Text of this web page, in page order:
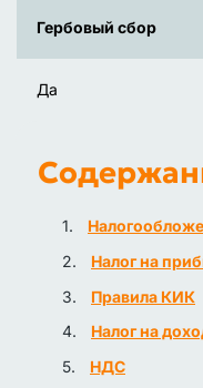
Гербовый сбор
Да
Налог на
Правила КИК
Налог на
НДС